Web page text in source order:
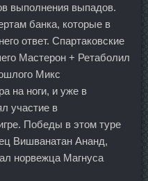
выполнения выпадов.
банка, которые в
ответ. Спартаковские
Мастерон + Ретаболил
Микс
на ноги, и уже в
участие в
Победы в этом туре
Вишванатан Ананд,
норвежца Магнуса